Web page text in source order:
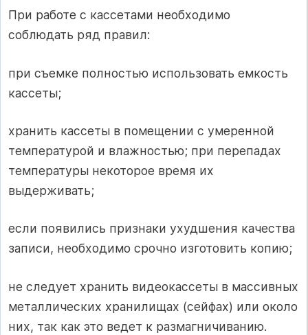
При работе с кассетами необходимо
соблюдать ряд правил:
при съемке полностью использовать емкость
кассеты;
хранить кассеты в помещении с умеренной
температурой и влажностью; при перепадах
температуры некоторое время их
выдерживать;
если появились признаки ухудшения качества
записи, необходимо срочно изготовить копию;
не следует хранить видеокассеты в массивных
металлических хранилищах (сейфах) или около
них, так как это ведет к размагничиванию.